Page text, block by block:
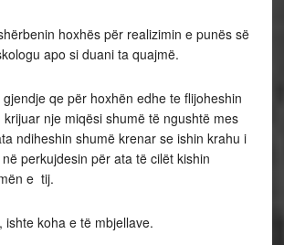
hoxhës për realizimin e punës së
apo si duani ta quajmë.
qe për hoxhën edhe te flijoheshin
nje miqësi shumë të ngushtë mes
ndiheshin shumë krenar se ishin krahu i
perkujdesin për ata të cilët kishin
e tij.
ishte koha e të mbjellave.